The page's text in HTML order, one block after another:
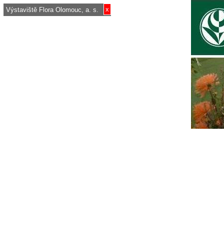
x
Výstaviště Flora Olomouc, a. s.